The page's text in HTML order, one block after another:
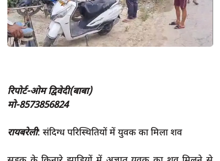
App verify
समस्या
Covid-19
राजनीति
शिक्षा
साक्षात्कार
सामाजिक
रिपोर्ट-ओम द्विवेदी(बाबा)
मो-8573856824
रायबरेली: संदिग्ध परिस्थितियों में युवक का मिला शव